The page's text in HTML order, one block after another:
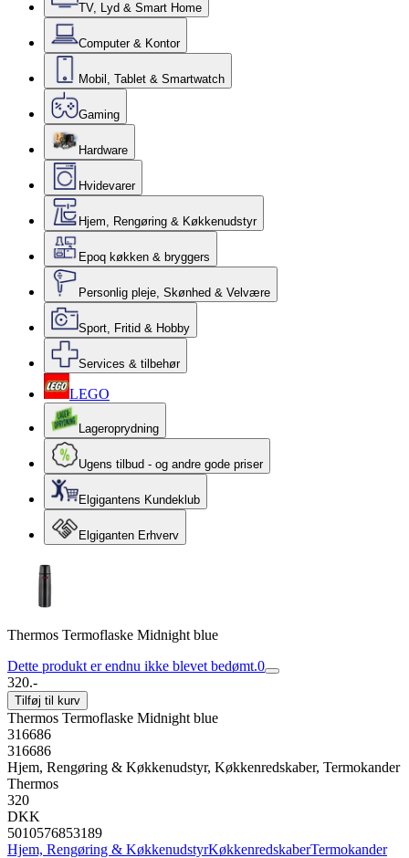
TV, Lyd & Smart Home
Computer & Kontor
Mobil, Tablet & Smartwatch
Gaming
Hardware
Hvidevarer
Hjem, Rengøring & Køkkenudstyr
Epoq køkken & bryggers
Personlig pleje, Skønhed & Velvære
Sport, Fritid & Hobby
Services & tilbehør
LEGO
Lageroprydning
Ugens tilbud - og andre gode priser
Elgigantens Kundeklub
Elgiganten Erhverv
Thermos Termoflaske Midnight blue
Dette produkt er endnu ikke blevet bedømt.0
320.-
Tilføj til kurv
Thermos Termoflaske Midnight blue
316686
316686
Hjem, Rengøring & Køkkenudstyr, Køkkenredskaber, Termokander
Thermos
320
DKK
5010576853189
Hjem, Rengøring & KøkkenudstyrKøkkenredskaberTermokander